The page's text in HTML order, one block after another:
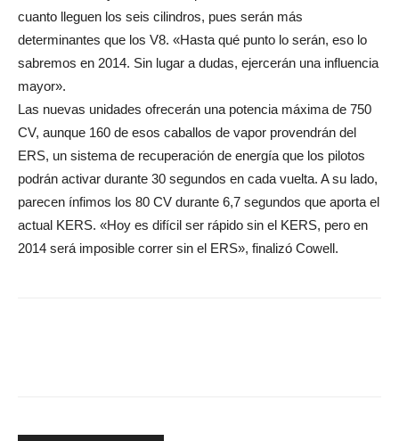
cuanto lleguen los seis cilindros, pues serán más
determinantes que los V8. «Hasta qué punto lo serán, eso lo
sabremos en 2014. Sin lugar a dudas, ejercerán una influencia
mayor».
Las nuevas unidades ofrecerán una potencia máxima de 750
CV, aunque 160 de esos caballos de vapor provendrán del
ERS, un sistema de recuperación de energía que los pilotos
podrán activar durante 30 segundos en cada vuelta. A su lado,
parecen ínfimos los 80 CV durante 6,7 segundos que aporta el
actual KERS. «Hoy es difícil ser rápido sin el KERS, pero en
2014 será imposible correr sin el ERS», finalizó Cowell.